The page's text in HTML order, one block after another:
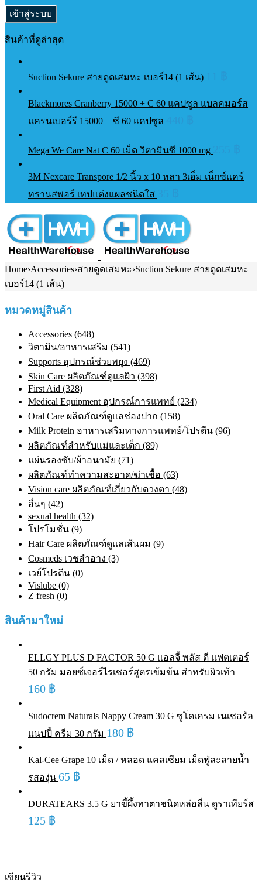
สินค้าที่ดูล่าสุด
Suction Sekure สายดูดเสมหะ เบอร์14 (1 เส้น)
Blackmores Cranberry 15000 + C 60 แคปซูล แบลคมอร์ส
แครนเบอร์รี 15000 + ซี 60 แคปซูล
Mega We Care Nat C 60 เม็ด วิตามินซี 1000 mg
3M Nexcare Transpore 1/2 นิ้ว x 10 หลา 3เอ็ม เน็กซ์แคร์
ทรานสพอร์ เทปแต่งแผลชนิดใส
Home›Accessories›สายดูดเสมหะ›Suction Sekure สายดูดเสมหะ
เบอร์14 (1 เส้น)
หมวดหมู่สินค้า
Accessories (648)
วิตามิน/อาหารเสริม (541)
Supports อุปกรณ์ช่วยพยุง (469)
Skin Care ผลิตภัณฑ์ดูแลผิว (398)
First Aid (328)
Medical Equipment อุปกรณ์การแพทย์ (234)
Oral Care ผลิตภัณฑ์ดูแลช่องปาก (158)
Milk Protein อาหารเสริมทางการแพทย์/โปรตีน (96)
ผลิตภัณฑ์สำหรับแม่และเด็ก (89)
แผ่นรองซับ/ผ้าอนามัย (71)
ผลิตภัณฑ์ทําความสะอาด/ฆ่าเชื้อ (63)
Vision care ผลิตภัณฑ์เกี่ยวกับดวงตา (48)
อื่นๆ (42)
sexual health (32)
โปรโมชั่น (9)
Hair Care ผลิตภัณฑ์ดูแลเส้นผม (9)
Cosmeds เวชสําอาง (3)
เวย์โปรตีน (0)
Vislube (0)
Z fresh (0)
สินค้ามาใหม่
ELLGY PLUS D FACTOR 50 G แอลจี้ พลัส ดี แฟตเตอร์
50 กรัม มอยซ์เจอร์ไรเซอร์สูตรเข้มข้น สำหรับผิวเท้า
160 ฿
Sudocrem Naturals Nappy Cream 30 G ซูโดเครม เนเชอรัล
แนปปี้ ครีม 30 กรัม 180 ฿
Kal-Cee Grape 10 เม็ด / หลอด แคลเซียม เม็ดฟู่ละลายน้ำ
รสองุ่น 65 ฿
DURATEARS 3.5 G ยาขี้ผึ้งทาตาชนิดหล่อลื่น ดูราเทียร์ส
125 ฿
เขียนรีวิว